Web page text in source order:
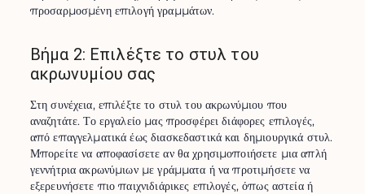
προσαρμοσμένη επιλογή γραμμάτων.
Βήμα 2: Επιλέξτε το στυλ του
ακρωνυμίου σας
Στη συνέχεια, επιλέξτε το στυλ του ακρωνύμιου που
αναζητάτε. Το εργαλείο μας προσφέρει διάφορες επιλογές,
από επαγγελματικά έως διασκεδαστικά και δημιουργικά στυλ.
Μπορείτε να αποφασίσετε αν θα χρησιμοποιήσετε μια απλή
γεννήτρια ακρωνύμιων με γράμματα ή να προτιμήσετε να
εξερευνήσετε πιο παιχνιδιάρικες επιλογές, όπως αστεία ή